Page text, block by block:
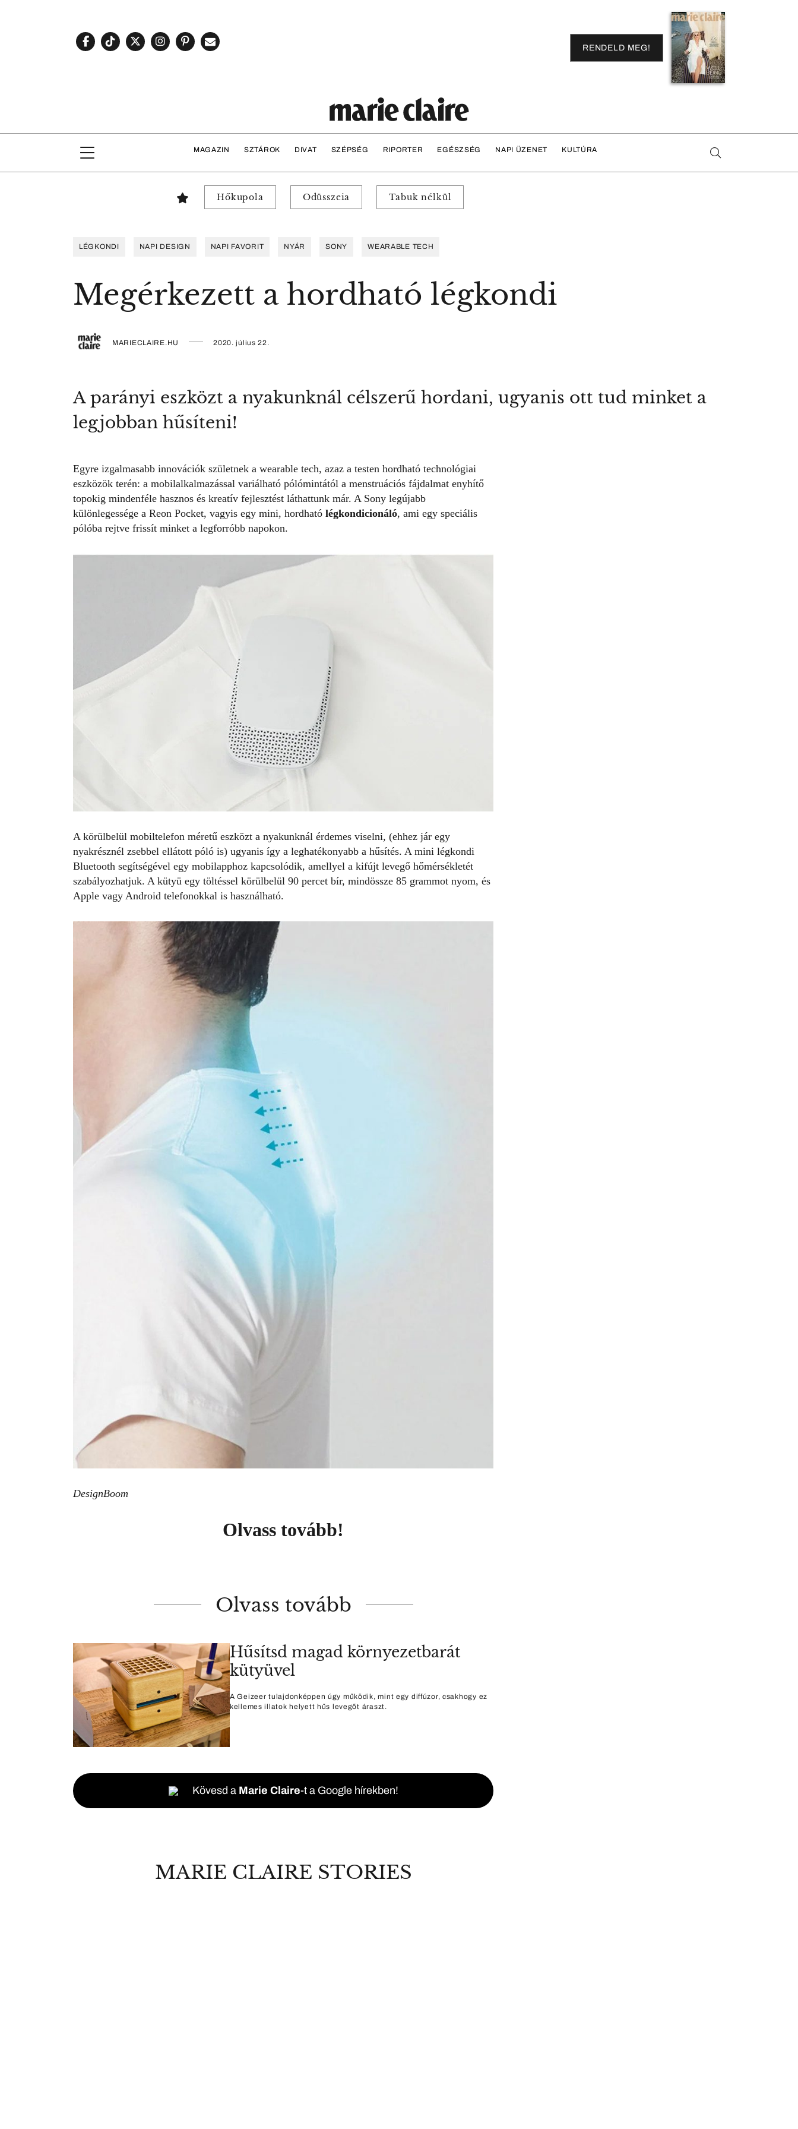
RENDELD MEG!
MAGAZIN SZTÁROK DIVAT SZÉPSÉG RIPORTER EGÉSZSÉG NAPI ÜZENET KULTÚRA
Hőkupola Odüsszeia Tabuk nélkül
LÉGKONDI NAPI DESIGN NAPI FAVORIT NYÁR SONY WEARABLE TECH
Megérkezett a hordható légkondi
MARIECLAIRE.HU 2020. július 22.
A parányi eszközt a nyakunknál célszerű hordani, ugyanis ott tud minket a
legjobban hűsíteni!
Egyre izgalmasabb innovációk születnek a wearable tech, azaz a testen hordható technológiai
eszközök terén: a mobilalkalmazással variálható pólómintától a menstruációs fájdalmat enyhítő
topokig mindenféle hasznos és kreatív fejlesztést láthattunk már. A Sony legújabb
különlegessége a Reon Pocket, vagyis egy mini, hordható légkondicionáló, ami egy speciális
pólóba rejtve frissít minket a legforróbb napokon.
A körülbelül mobiltelefon méretű eszközt a nyakunknál érdemes viselni, (ehhez jár egy
nyakrésznél zsebbel ellátott póló is) ugyanis így a leghatékonyabb a hűsítés. A mini légkondi
Bluetooth segítségével egy mobilapphoz kapcsolódik, amellyel a kifújt levegő hőmérsékletét
szabályozhatjuk. A kütyü egy töltéssel körülbelül 90 percet bír, mindössze 85 grammot nyom, és
Apple vagy Android telefonokkal is használható.
DesignBoom
Olvass tovább!
Olvass tovább
Hűsítsd magad környezetbarát
kütyüvel
A Geizeer tulajdonképpen úgy működik, mint egy diffúzor, csakhogy ez
kellemes illatok helyett hűs levegőt áraszt.
Kövesd a Marie Claire-t a Google hírekben!
MARIE CLAIRE STORIES